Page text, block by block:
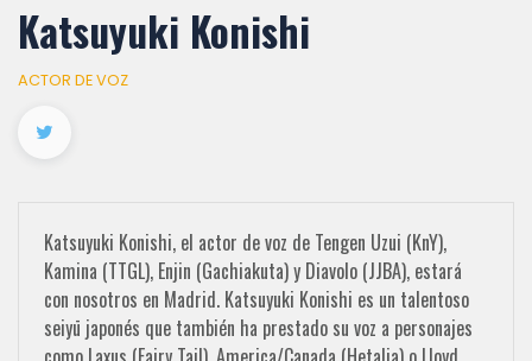
Katsuyuki Konishi
ACTOR DE VOZ
Katsuyuki Konishi, el actor de voz de Tengen Uzui (KnY),
Kamina (TTGL), Enjin (Gachiakuta) y Diavolo (JJBA), estará
con nosotros en Madrid. Katsuyuki Konishi es un talentoso
seiyū japonés que también ha prestado su voz a personajes